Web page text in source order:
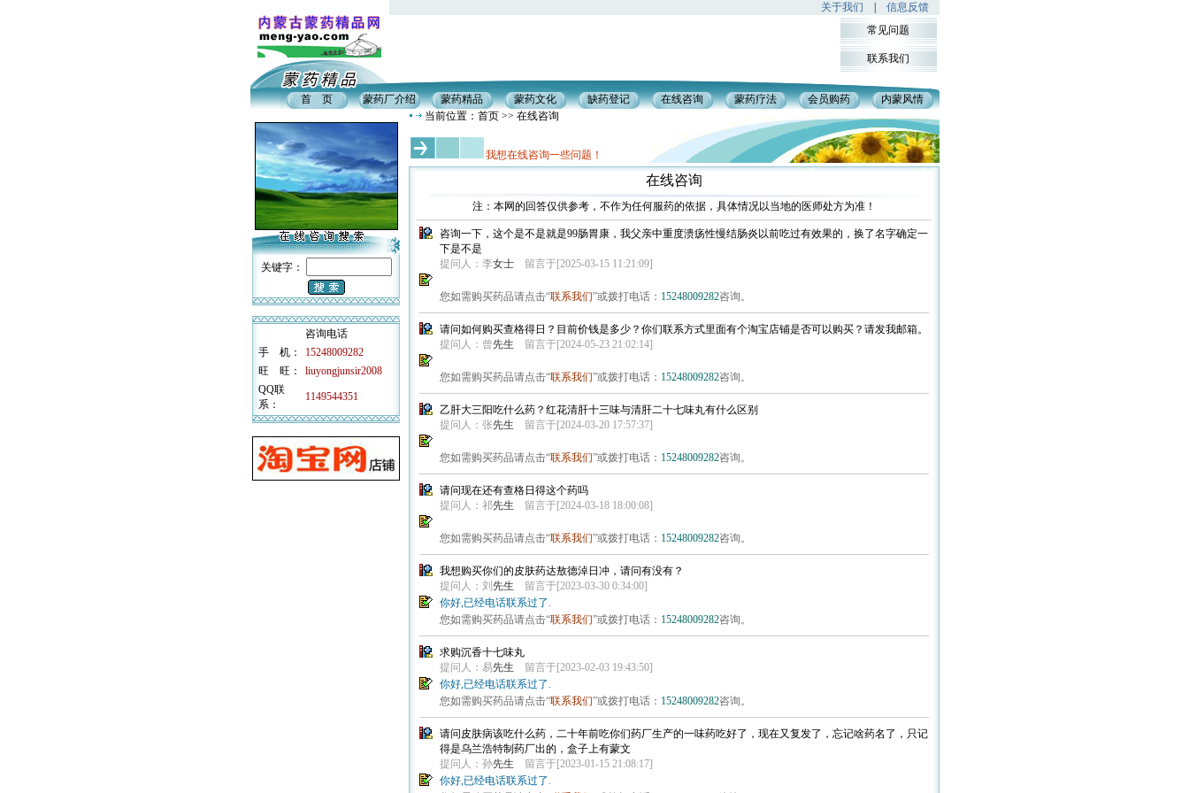
关于我们
信息反馈
常见问题
联系我们
首 页 蒙药厂介绍 蒙药精品 蒙药文化 缺药登记 在线咨询 蒙药疗法 会员购药 内蒙风情
关键字：
咨询电话
手 机：
15248009282
旺 旺：
liuyongjunsir2008
QQ联
系：
1149544351
当前位置：首页 >> 在线咨询
我想在线咨询一些问题！
在线咨询
注：本网的回答仅供参考，不作为任何服药的依据，具体情况以当地的医师处方为准！
咨询一下，这个是不是就是99肠胃康，我父亲中重度溃疡性慢结肠炎以前吃过有效果的，换了名字确定一
下是不是
提问人：李女士留言于[2025-03-15 11:21:09]
您如需购买药品请点击“联系我们”或拨打电话： 15248009282咨询。
请问如何购买查格得日？目前价钱是多少？你们联系方式里面有个淘宝店铺是否可以购买？请发我邮箱。
提问人：曾先生 留言于[2024-05-23 21:02:14]
您如需购买药品请点击“联系我们”或拨打电话： 15248009282咨询。
乙肝大三阳吃什么药？红花清肝十三味与清肝二十七味丸有什么区别
提问人：张先生 留言于[2024-03-20 17:57:37]
您如需购买药品请点击“联系我们”或拨打电话： 15248009282咨询。
请问现在还有查格日得这个药吗
提问人：祁先生 留言于[2024-03-18 18:00:08]
您如需购买药品请点击“联系我们”或拨打电话： 15248009282咨询。
我想购买你们的皮肤药达敖德淖日冲，请问有没有？
提问人：刘 先生 留言于[2023-03-30 0:34:00]
你好,已经电话联系过了.
您如需购买药品请点击“联系我们”或拨打电话： 15248009282咨询。
求购沉香十七味丸
提问人：易先生 留言于[2023-02-03 19:43:50]
你好,已经电话联系过了.
您如需购买药品请点击“联系我们”或拨打电话： 15248009282咨询。
请问皮肤病该吃什么药，二十年前吃你们药厂生产的一味药吃好了，现在又复发了，忘记啥药名了，只记
得是乌兰浩特制药厂出的，盒子上有蒙文
提问人：孙先生 留言于[2023-01-15 21:08:17]
你好,已经电话联系过了.